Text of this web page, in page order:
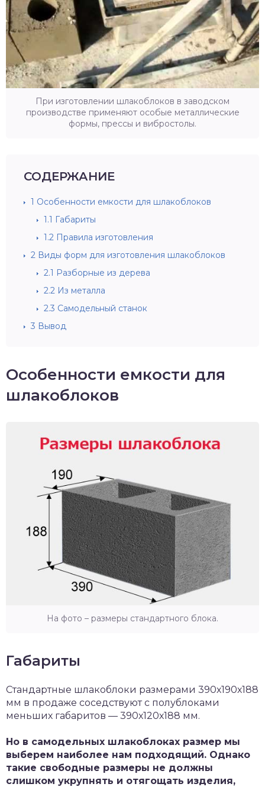
При изготовлении шлакоблоков в заводском
производстве применяют особые металлические
формы, прессы и вибростолы.
СОДЕРЖАНИЕ
1 Особенности емкости для шлакоблоков
1.1 Габариты
1.2 Правила изготовления
2 Виды форм для изготовления шлакоблоков
2.1 Разборные из дерева
2.2 Из металла
2.3 Самодельный станок
3 Вывод
Особенности емкости для
шлакоблоков
На фото – размеры стандартного блока.
Габариты
Стандартные шлакоблоки размерами 390х190х188
мм в продаже соседствуют с полублоками
меньших габаритов — 390х120х188 мм.
Но в самодельных шлакоблоках размер мы
выберем наиболее нам подходящий. Однако
такие свободные размеры не должны
слишком укрупнять и отягощать изделия,